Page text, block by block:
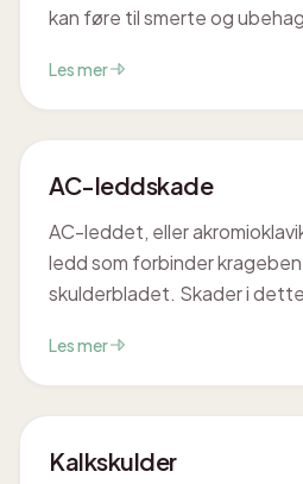
kan føre til smerte og
føles usikker i visse positurer.
Trondheim kan vi hjelpe deg
behandle skulderinstabilitet,
gjenoppta dine daglige
trygghet.
Les mer
AC-leddskade
AC-leddet, eller
ledd som forbinder
skulderbladet. Skader i
skulderregionen. Mange som
leddskade plages av
andre armbevegelser.
Les mer
Kalkskulder